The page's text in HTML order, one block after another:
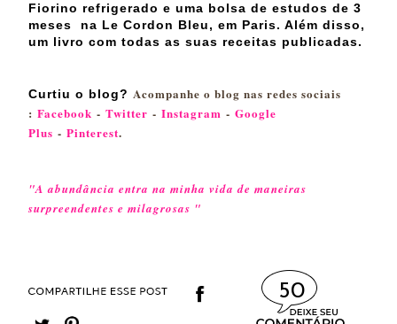
Fiorino refrigerado e uma bolsa de estudos de 3
meses na Le Cordon Bleu, em Paris. Além disso,
um livro com todas as suas receitas publicadas.
Curtiu o blog? Acompanhe o blog nas redes sociais
: Facebook - Twitter - Instagram - Google
Plus - Pinterest.
"A abundância entra na minha vida de maneiras
surpreendentes e milagrosas "
50